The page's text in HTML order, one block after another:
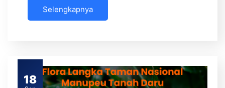
Selengkapnya
18